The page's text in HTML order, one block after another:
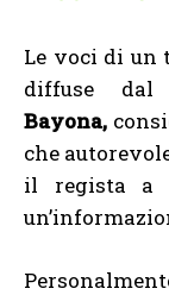
Le voci di un
diffuse
Bayona,
che
il regista a